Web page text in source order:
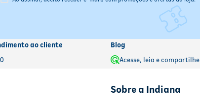
ao cliente
Blog
Acesse, leia e compartilhe
Sobre a Indiana